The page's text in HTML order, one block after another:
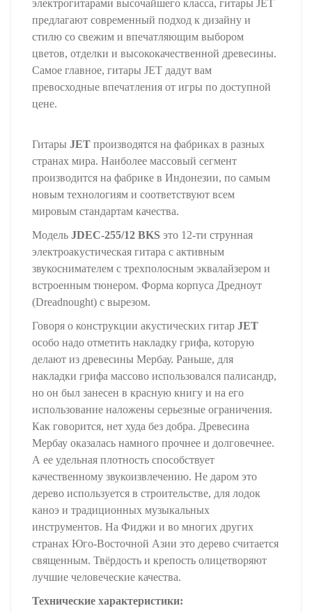
электрогитарами высочайшего класса, гитары JET
предлагают современный подход к дизайну и
стилю со свежим и впечатляющим выбором
цветов, отделки и высококачественной древесины.
Самое главное, гитары JET дадут вам
превосходные впечатления от игры по доступной
цене.
Гитары JET производятся на фабриках в разных
странах мира. Наиболее массовый сегмент
производится на фабрике в Индонезии, по самым
новым технологиям и соответствуют всем
мировым стандартам качества.
Модель JDEC-255/12 BKS это 12-ти струнная
электроакустическая гитара с активным
звукоснимателем с трехполосным эквалайзером и
встроенным тюнером. Форма корпуса Дредноут
(Dreadnought) с вырезом.
Говоря о конструкции акустических гитар JET
особо надо отметить накладку грифа, которую
делают из древесины Мербау. Раньше, для
накладки грифа массово использовался палисандр,
но он был занесен в красную книгу и на его
использование наложены серьезные ограничения.
Как говорится, нет худа без добра. Древесина
Мербау оказалась намного прочнее и долговечнее.
А ее удельная плотность способствует
качественному звукоизвлечению. Не даром это
дерево используется в строительстве, для лодок
каноэ и традиционных музыкальных
инструментов. На Фиджи и во многих других
странах Юго-Восточной Азии это дерево считается
священным. Твёрдость и крепость олицетворяют
лучшие человеческие качества.
Технические характеристики: